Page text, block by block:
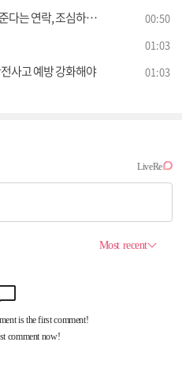
는 연락, 조심하세요 00:50
01:03
사고 예방 강화해야 01:03